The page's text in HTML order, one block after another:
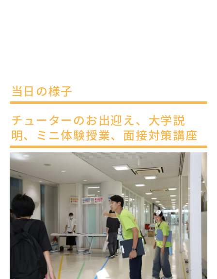
当日の様子
チューターのお出迎え、大学説
明、ミニ体験授業、面接対策講座